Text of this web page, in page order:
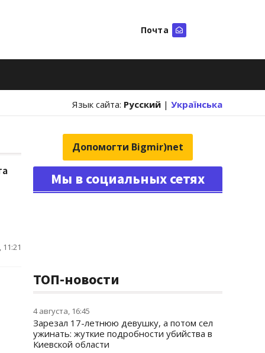
Почта
Язык сайта: Русский | Українська
Допомогти Bigmir)net
Мы в социальных сетях
ТОП-новости
4 августа, 16:45
Зарезал 17-летнюю девушку, а потом сел
ужинать: жуткие подробности убийства в
Киевской области